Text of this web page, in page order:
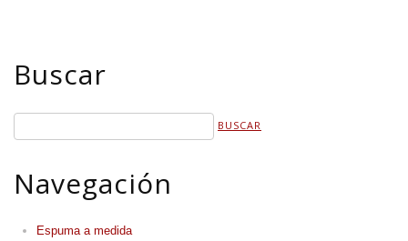
Buscar
Navegación
Espuma a medida